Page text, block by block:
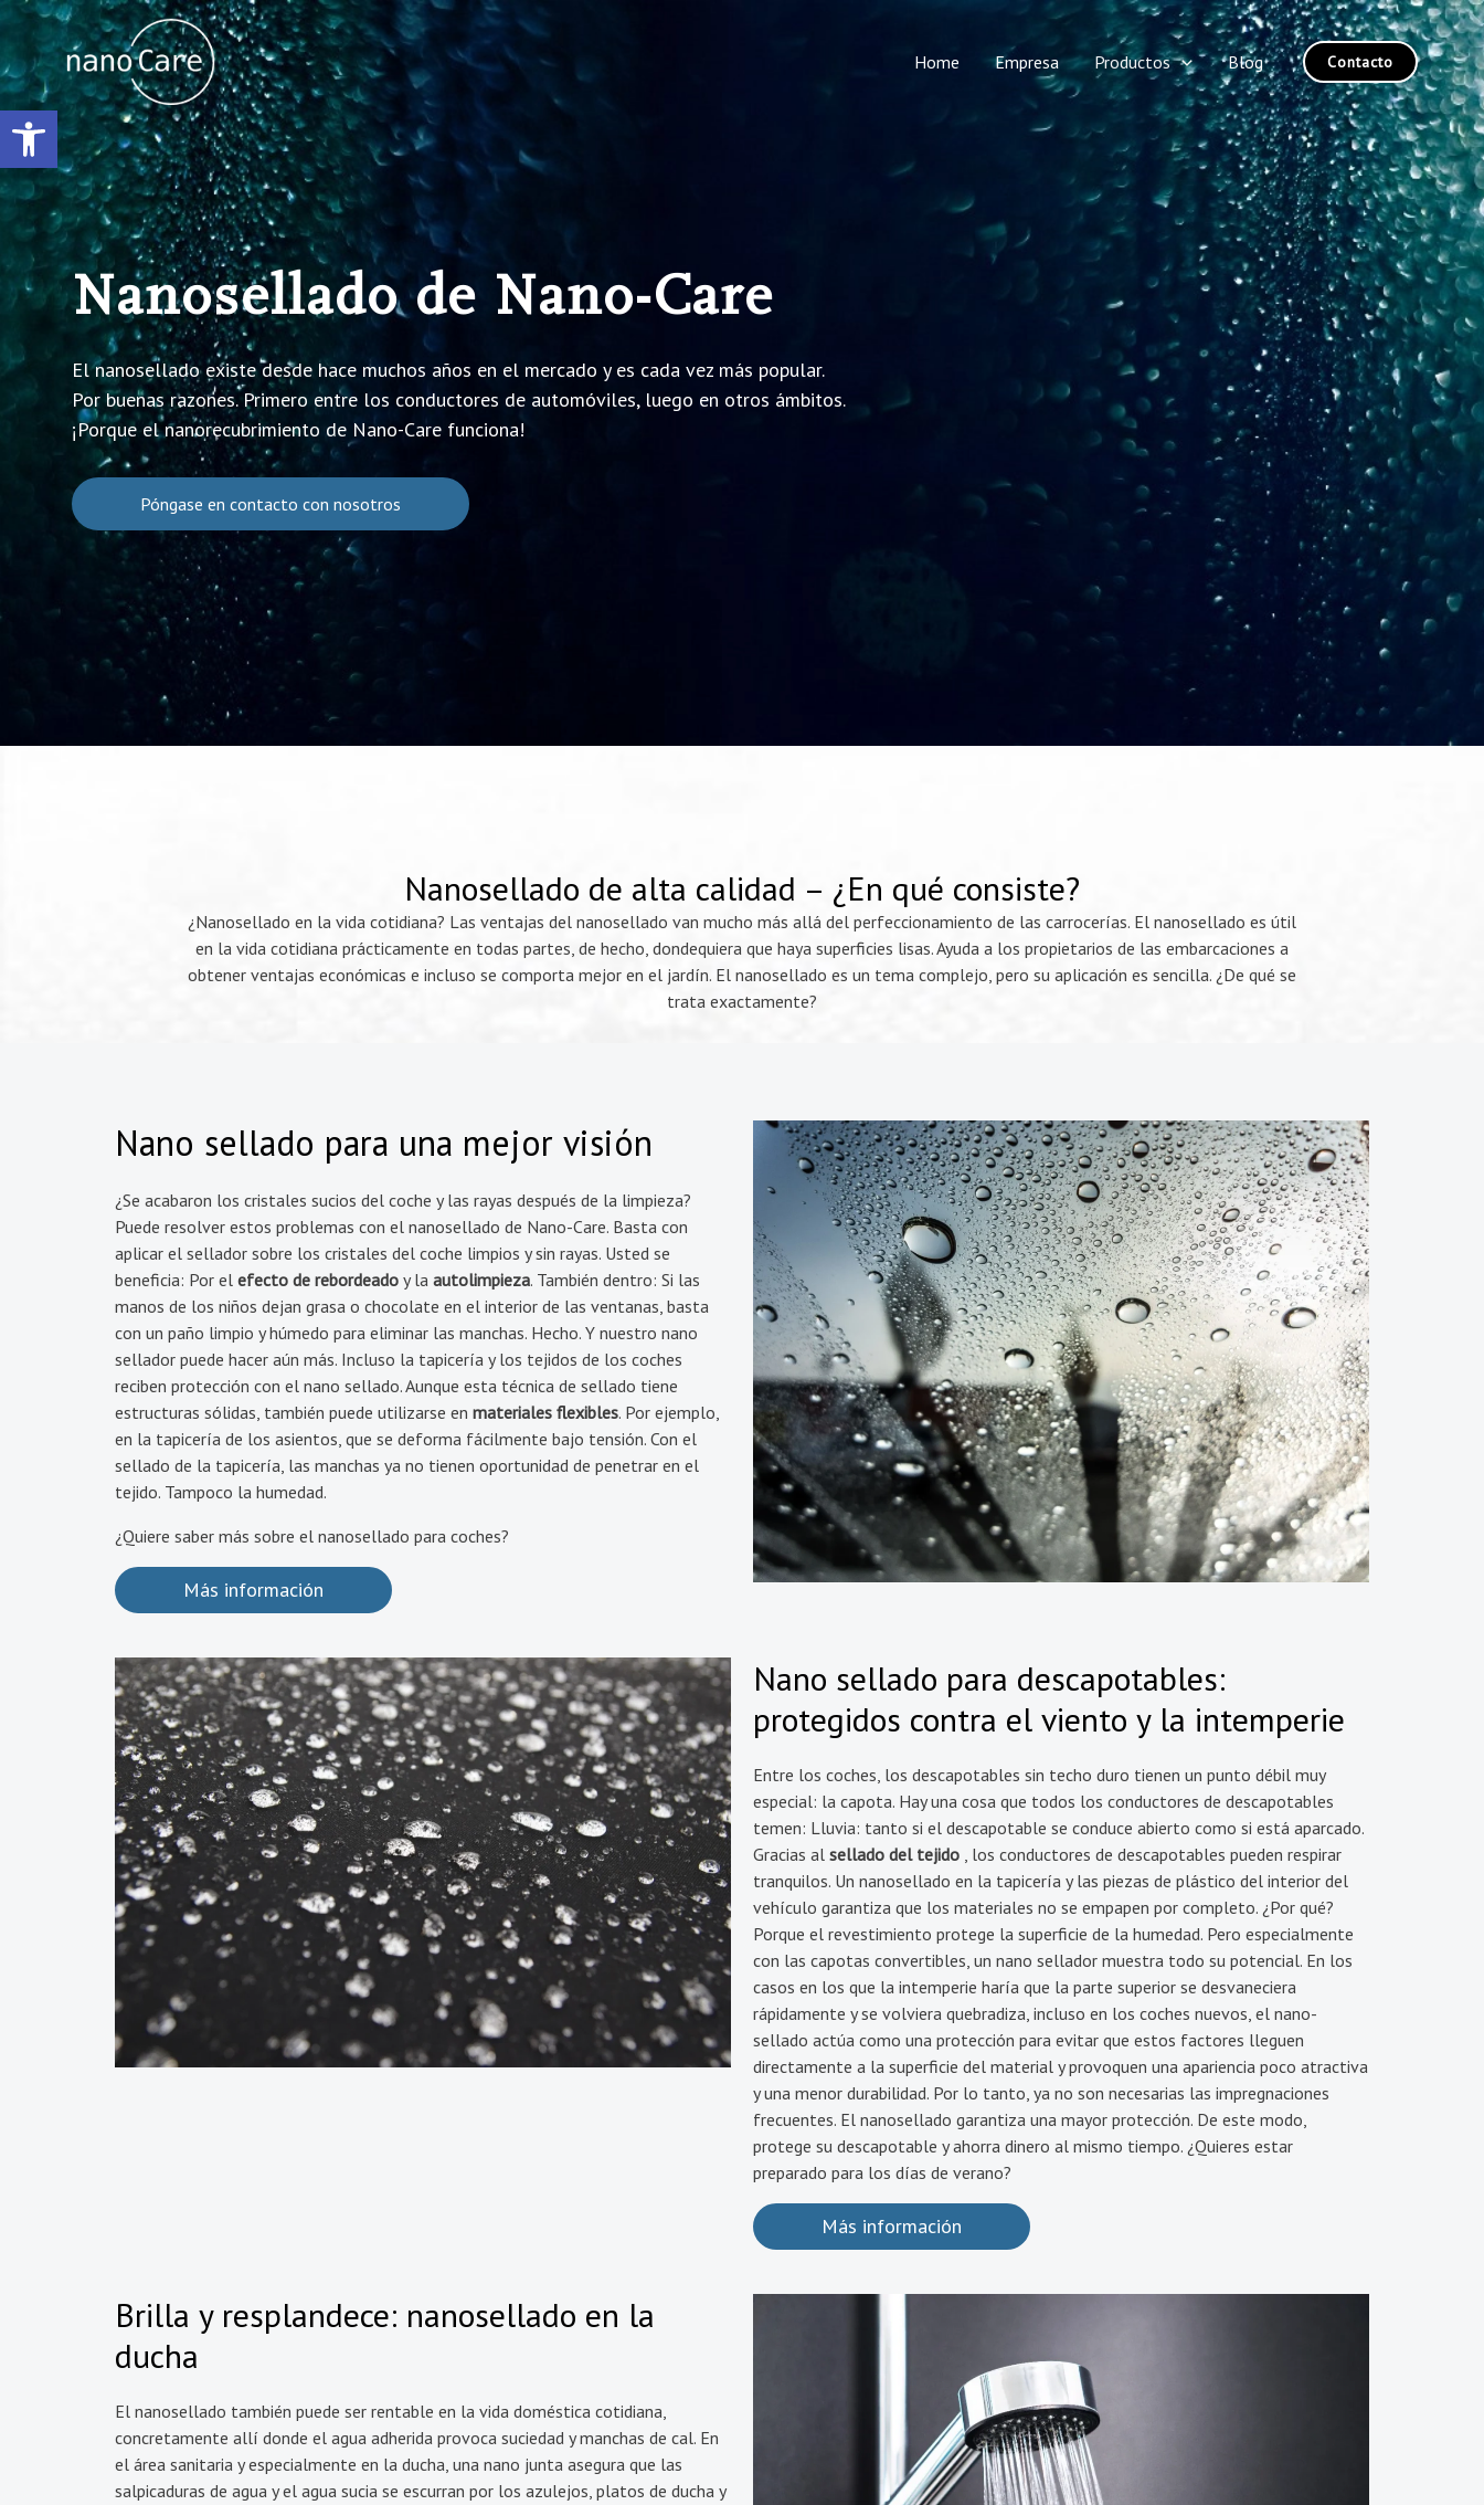
Abrir barra de herramientas
contenido
Home Empresa Productos Blog Contacto
Nanosellado de Nano-Care
El nanosellado existe desde hace muchos años en el mercado y es cada vez más popular.
Por buenas razones. Primero entre los conductores de automóviles, luego en otros ámbitos.
¡Porque el nanorecubrimiento de Nano-Care funciona!
Póngase en contacto con nosotros
Nanosellado de alta calidad – ¿En qué consiste?
¿Nanosellado en la vida cotidiana? Las ventajas del nanosellado van mucho más allá del perfeccionamiento de las carrocerías. El nanosellado es útil
en la vida cotidiana prácticamente en todas partes, de hecho, dondequiera que haya superficies lisas. Ayuda a los propietarios de las embarcaciones a
obtener ventajas económicas e incluso se comporta mejor en el jardín. El nanosellado es un tema complejo, pero su aplicación es sencilla. ¿De qué se
trata exactamente?
Nano sellado para una mejor visión
¿Se acabaron los cristales sucios del coche y las rayas después de la limpieza?
Puede resolver estos problemas con el nanosellado de Nano-Care. Basta con
aplicar el sellador sobre los cristales del coche limpios y sin rayas. Usted se
beneficia: Por elefecto de rebordeado y laautolimpieza. También dentro: Si las
manos de los niños dejan grasa o chocolate en el interior de las ventanas, basta
con un paño limpio y húmedo para eliminar las manchas. Hecho. Y nuestro nano
sellador puede hacer aún más. Incluso la tapicería y los tejidos de los coches
reciben protección con el nano sellado. Aunque esta técnica de sellado tiene
estructuras sólidas, también puede utilizarse enmateriales flexibles. Por ejemplo,
en la tapicería de los asientos, que se deforma fácilmente bajo tensión. Con el
sellado de la tapicería, las manchas ya no tienen oportunidad de penetrar en el
tejido. Tampoco la humedad.
¿Quiere saber más sobre el nanosellado para coches?
Más información
Nano sellado para descapotables:
protegidos contra el viento y la intemperie
Entre los coches, los descapotables sin techo duro tienen un punto débil muy
especial: la capota. Hay una cosa que todos los conductores de descapotables
temen: Lluvia: tanto si el descapotable se conduce abierto como si está aparcado.
Gracias al sellado del tejido , los conductores de descapotables pueden respirar
tranquilos. Un nanosellado en la tapicería y las piezas de plástico del interior del
vehículo garantiza que los materiales no se empapen por completo. ¿Por qué?
Porque el revestimiento protege la superficie de la humedad. Pero especialmente
con las capotas convertibles, un nano sellador muestra todo su potencial. En los
casos en los que la intemperie haría que la parte superior se desvaneciera
rápidamente y se volviera quebradiza, incluso en los coches nuevos, el nano-
sellado actúa como una protección para evitar que estos factores lleguen
directamente a la superficie del material y provoquen una apariencia poco atractiva
y una menor durabilidad. Por lo tanto, ya no son necesarias las impregnaciones
frecuentes. El nanosellado garantiza una mayor protección. De este modo,
protege su descapotable y ahorra dinero al mismo tiempo. ¿Quieres estar
preparado para los días de verano?
Más información
Brilla y resplandece: nanosellado en la
ducha
El nanosellado también puede ser rentable en la vida doméstica cotidiana,
concretamente allí donde el agua adherida provoca suciedad y manchas de cal. En
el área sanitaria y especialmente en la ducha, una nano junta asegura que las
salpicaduras de agua y el agua sucia se escurran por los azulejos, platos de ducha y